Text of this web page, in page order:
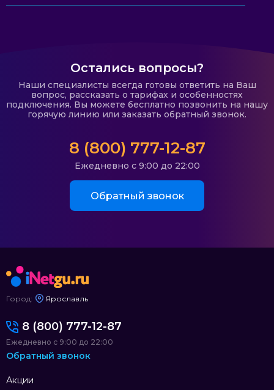
Остались вопросы?
Наши специалисты всегда готовы ответить на Ваш
вопрос, рассказать о тарифах и особенностях
подключения. Вы можете бесплатно позвонить на нашу
горячую линию или заказать обратный звонок.
8 (800) 777-12-87
Ежедневно с 9:00 до 22:00
Обратный звонок
Город: Ярославль
Акции
8 (800) 777-12-87
Ежедневно с 9:00 до 22:00
Обратный звонок